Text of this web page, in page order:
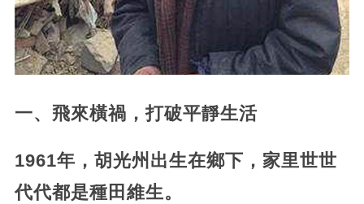
一、飛來橫禍，打破平靜生活
1961年，胡光州出生在鄉下，家里世世
代代都是種田維生。